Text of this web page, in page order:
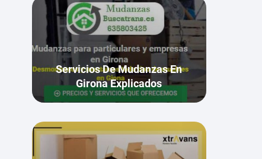
Servicios De Mudanzas En
Girona Explicados